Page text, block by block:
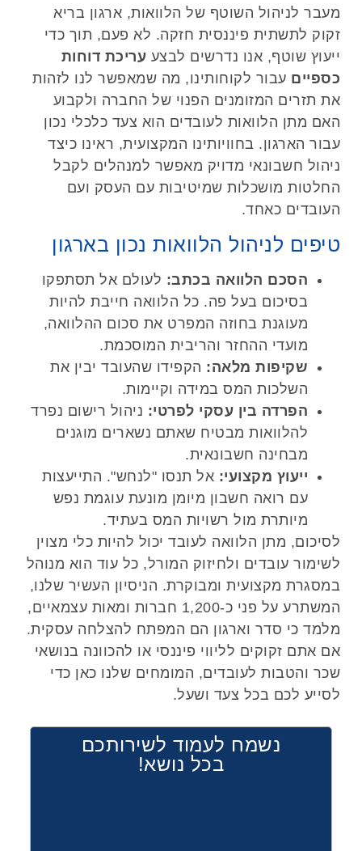
מעבר לניהול השוטף של הלוואות, ארגון בריא
זקוק לתשתית פיננסית חזקה. לא פעם, תוך כדי
ייעוץ שוטף, אנו נדרשים לבצע עריכת דוחות
כספיים עבור לקוחותינו, מה שמאפשר לנו לזהות
את תזרים המזומנים הפנוי של החברה ולקבוע
האם מתן הלוואות לעובדים הוא צעד כלכלי נכון
עבור הארגון. בחוויותינו המקצועית, ראינו כיצד
ניהול חשבונאי מדויק מאפשר למנהלים לקבל
החלטות מושכלות שמיטיבות עם העסק ועם
העובדים כאחד.
טיפים לניהול הלוואות נכון בארגון
הסכם הלוואה בכתב: לעולם אל תסתפקו
בסיכום בעל פה. כל הלוואה חייבת להיות
מעוגנת בחוזה המפרט את סכום ההלוואה,
מועדי ההחזר והריבית המוסכמת.
שקיפות מלאה: הקפידו שהעובד יבין את
השלכות המס במידה וקיימות.
הפרדה בין עסקי לפרטי: ניהול רישום נפרד
להלוואות מבטיח שאתם נשארים מוגנים
מבחינה חשבונאית.
ייעוץ מקצועי: אל תנסו "לנחש". התייעצות
עם רואה חשבון מיומן מונעת עוגמת נפש
מיותרת מול רשויות המס בעתיד.
לסיכום, מתן הלוואה לעובד יכול להיות כלי מצוין
לשימור עובדים ולחיזוק המורל, כל עוד הוא מנוהל
במסגרת מקצועית ומבוקרת. הניסיון העשיר שלנו,
המשתרע על פני כ-1,200 חברות ומאות עצמאיים,
מלמד כי סדר וארגון הם המפתח להצלחה עסקית.
אם אתם זקוקים לליווי פיננסי או להכוונה בנושאי
שכר והטבות לעובדים, המומחים שלנו כאן כדי
לסייע לכם בכל צעד ושעל.
נשמח לעמוד לשירותכם
בכל נושא!